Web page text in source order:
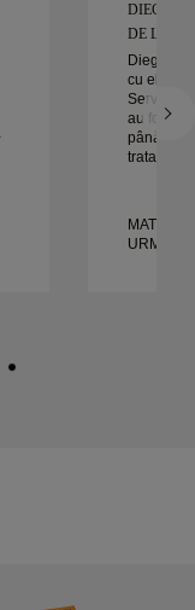
DIEGO A
DE
Diego a
cu el
Serviciul
au fost
până la
tratat
frumoase
URMĂ